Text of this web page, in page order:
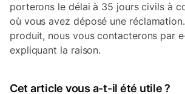
porterons le délai à 35 jours civils à
où vous avez déposé une
produit, nous vous contacterons par
expliquant la raison.
Cet article vous a-t-il été utile ?